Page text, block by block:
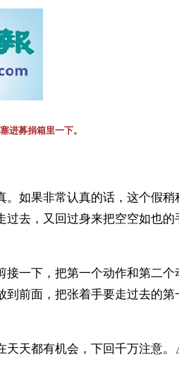
进募捐箱里一下。
如果非常认真的话，这个假稍
去，又回过身来把空空如也的
一下，把第一个动作和第二个
前面，把张着手要走过去的第
天天都有机会，下回千万注意